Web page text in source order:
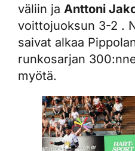
väliin ja Anttoni
voittojuoksun 3-2 .
saivat alkaa
runkosarjan
myötä.